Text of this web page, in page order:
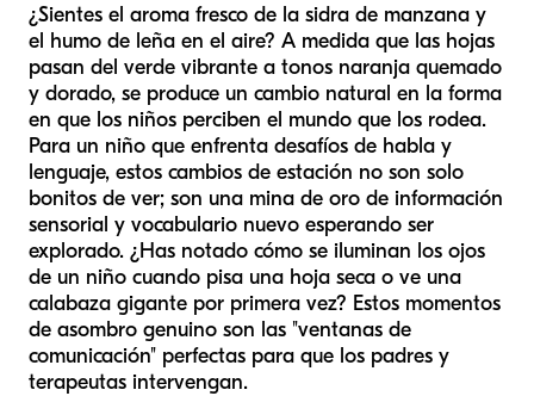
¿Sientes el aroma fresco de la sidra de manzana y
el humo de leña en el aire? A medida que las hojas
pasan del verde vibrante a tonos naranja quemado
y dorado, se produce un cambio natural en la forma
en que los niños perciben el mundo que los rodea.
Para un niño que enfrenta desafíos de habla y
lenguaje, estos cambios de estación no son solo
bonitos de ver; son una mina de oro de información
sensorial y vocabulario nuevo esperando ser
explorado. ¿Has notado cómo se iluminan los ojos
de un niño cuando pisa una hoja seca o ve una
calabaza gigante por primera vez? Estos momentos
de asombro genuino son las "ventanas de
comunicación" perfectas para que los padres y
terapeutas intervengan.